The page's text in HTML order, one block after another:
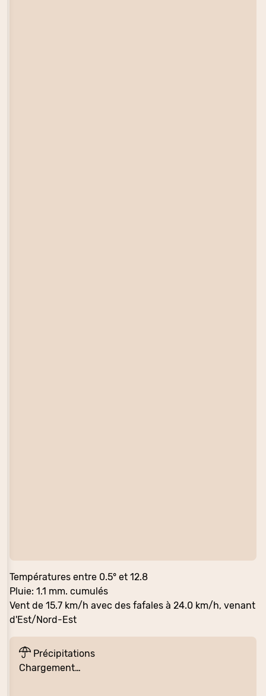
Températures entre 0.5° et 12.8
Pluie: 1.1 mm. cumulés
Vent de 15.7 km/h avec des fafales à 24.0 km/h, venant
d'Est/Nord-Est
Précipitations
Chargement…